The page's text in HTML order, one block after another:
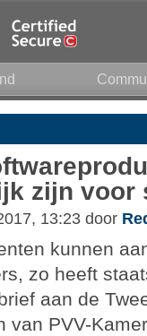
zijn voor
13:23 door
kunnen
zo heeft
aan de
van PVV-